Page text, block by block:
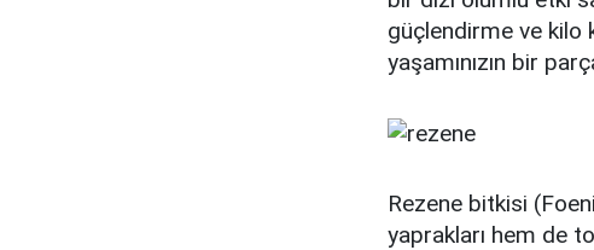
güçlendirme ve kilo
yaşamınızın bir
Rezene bitkisi
yaprakları hem de